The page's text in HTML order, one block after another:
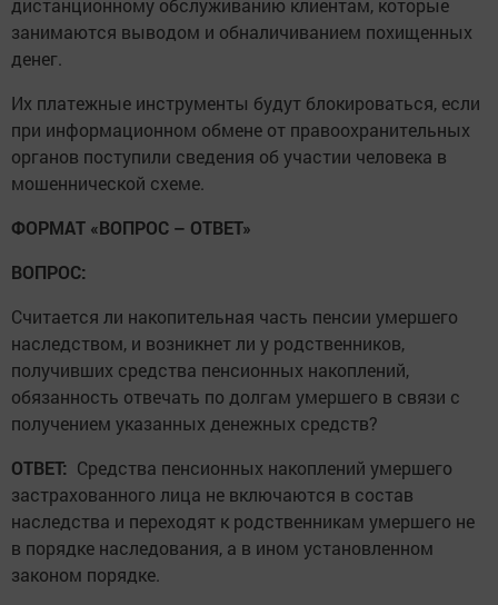
дистанционному обслуживанию клиентам, которые
занимаются выводом и обналичиванием похищенных
денег.
Их платежные инструменты будут блокироваться, если
при информационном обмене от правоохранительных
органов поступили сведения об участии человека в
мошеннической схеме.
ФОРМАТ «ВОПРОС – ОТВЕТ»
ВОПРОС:
Считается ли накопительная часть пенсии умершего
наследством, и возникнет ли у родственников,
получивших средства пенсионных накоплений,
обязанность отвечать по долгам умершего в связи с
получением указанных денежных средств?
ОТВЕТ: Средства пенсионных накоплений умершего
застрахованного лица не включаются в состав
наследства и переходят к родственникам умершего не
в порядке наследования, а в ином установленном
законом порядке.